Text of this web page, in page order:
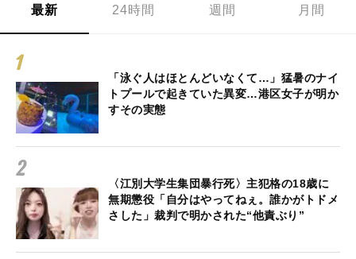
最新 24時間 週間 月間
「泳ぐ人はほとんどいなくて…」猛暑のナイ
トプールで起きていた異変…港区女子が明か
すその実態
〈江別大学生集団暴行死〉主犯格の18歳に
無期懲役「自分はやってねぇ。誰かがトドメ
さした」裁判で明かされた“他責ぶり”